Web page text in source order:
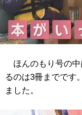
ほんのもり号の中
るのは3冊までです
ました。